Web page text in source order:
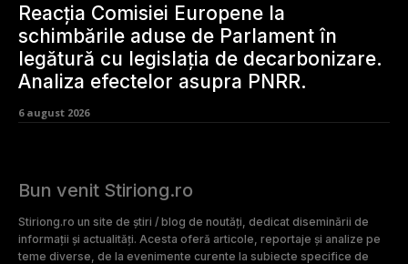
Reacția Comisiei Europene la
schimbările aduse de Parlament în
legătură cu legislația de decarbonizare.
Analiza efectelor asupra PNRR.
6 august 2026
Bun venit Stiriong.ro
Stiriong.ro un site de știri / blog de noutăți, dedicat diseminării de
informații și actualități. Acesta oferă articole, reportaje și analize pe
teme diverse, de la evenimente curente la subiecte specifice de